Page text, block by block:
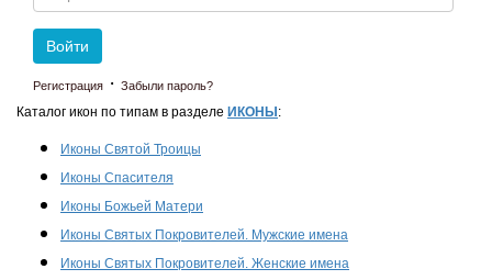
Войти
Регистрация · Забыли пароль?
Каталог икон по типам в разделе ИКОНЫ :
Иконы Святой Троицы
Иконы Спасителя
Иконы Божьей Матери
Иконы Святых Покровителей. Мужские имена
Иконы Святых Покровителей. Женские имена